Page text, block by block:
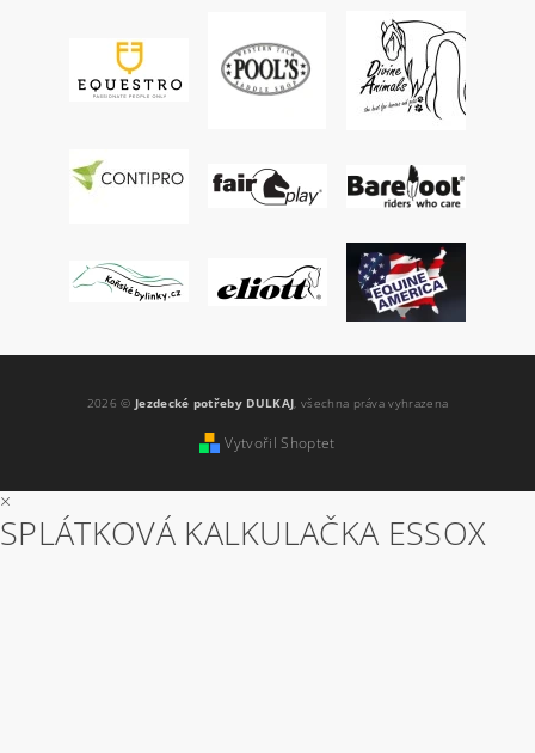
2026 © Jezdecké potřeby DULKAJ , všechna práva vyhrazena
Vytvořil Shoptet
×
SPLÁTKOVÁ KALKULAČKA ESSOX